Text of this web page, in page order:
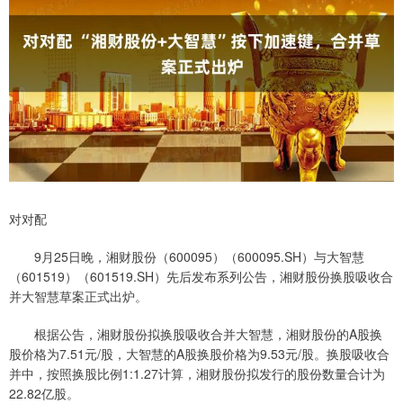
对对配
9月25日晚，湘财股份（600095）（600095.SH）与大智慧
（601519）（601519.SH）先后发布系列公告，湘财股份换股吸收合
并大智慧草案正式出炉。
根据公告，湘财股份拟换股吸收合并大智慧，湘财股份的A股换
股价格为7.51元/股，大智慧的A股换股价格为9.53元/股。换股吸收合
并中，按照换股比例1:1.27计算，湘财股份拟发行的股份数量合计为
22.82亿股。